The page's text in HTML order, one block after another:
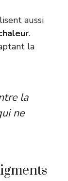
aussi
.
la
la
ne